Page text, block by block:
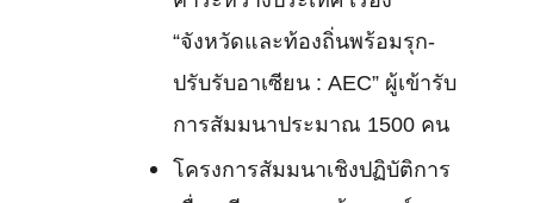
“จังหวัดและท้องถิ่นพร้อมรุก-
ปรับรับอาเซียน : AEC” ผู้เข้ารับ
การสัมมนาประมาณ 1500 คน
โครงการสัมมนาเชิงปฏิบัติการ